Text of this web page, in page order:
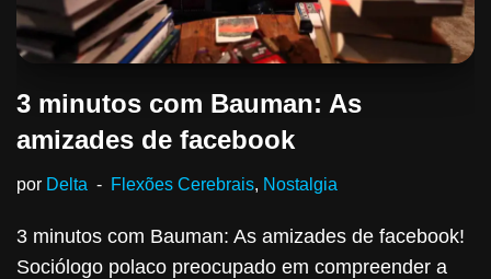
3 minutos com Bauman: As
amizades de facebook
por Delta Flexões Cerebrais, Nostalgia
3 minutos com Bauman: As amizades de facebook!
Sociólogo polaco preocupado em compreender a